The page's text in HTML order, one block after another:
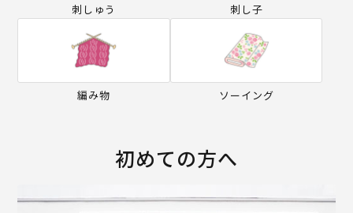
刺しゅう 刺し子
編み物 ソーイング
初めての方へ